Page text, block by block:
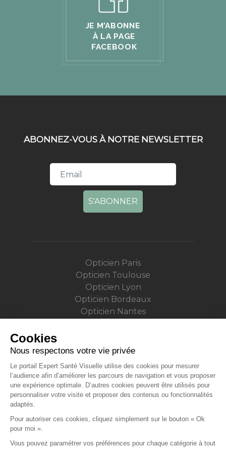
JE M’ABONNE
À LA PAGE
FACEBOOK
ABONNEZ-VOUS À NOTRE NEWSLETTER
S'ABONNER
Opticien Paris
Opticien Toulouse
Opticien Lyon
Opticien Bordeaux
Opticien Nantes
Opticien Montpellier
Opticien Grenoble
Opticien Marseille
Opticien Aix-en-Provence
Opticien Angers
Cookies
Nous respectons votre vie privée
Le portail Expert Santé Visuelle utilise des cookies pour mesurer
l’audience afin d’améliorer les parcours de navigation et vous proposer
une expérience optimale. D’autres cookies peuvent être utilisés pour
personnaliser votre visite et proposer des contenus ou fonctionnalités
adaptés.
Pour autoriser ces cookies, cliquez simplement sur le bouton « Ok
pour moi ».
Vous pouvez paramétrer vos préférences pour chaque catégorie à tout